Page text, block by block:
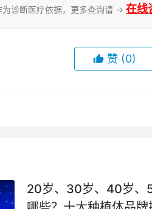
诊断医疗依据，更多查询请 → 在线
赞 (0)
20岁、30岁、40岁、